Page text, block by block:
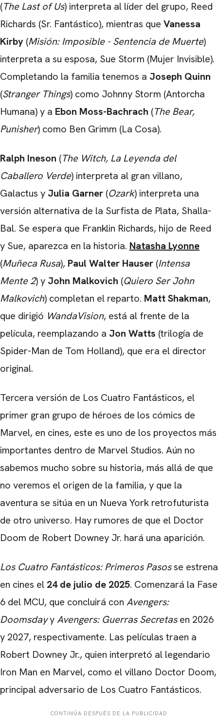
(The Last of Us) interpreta al líder del grupo, Reed
Richards (Sr. Fantástico), mientras que Vanessa
Kirby (Misión: Imposible - Sentencia de Muerte)
interpreta a su esposa, Sue Storm (Mujer Invisible).
Completando la familia tenemos a Joseph Quinn
(Stranger Things) como Johnny Storm (Antorcha
Humana) y a Ebon Moss-Bachrach (The Bear,
Punisher) como Ben Grimm (La Cosa).
Ralph Ineson (The Witch, La Leyenda del
Caballero Verde) interpreta al gran villano,
Galactus y Julia Garner (Ozark) interpreta una
versión alternativa de la Surfista de Plata, Shalla-
Bal. Se espera que Franklin Richards, hijo de Reed
y Sue, aparezca en la historia. Natasha Lyonne
(Muñeca Rusa), Paul Walter Hauser (Intensa
Mente 2) y John Malkovich (Quiero Ser John
Malkovich) completan el reparto. Matt Shakman,
que dirigió WandaVision, está al frente de la
película, reemplazando a Jon Watts (trilogía de
Spider-Man de Tom Holland), que era el director
original.
Tercera versión de Los Cuatro Fantásticos, el
primer gran grupo de héroes de los cómics de
Marvel, en cines, este es uno de los proyectos más
importantes dentro de Marvel Studios. Aún no
sabemos mucho sobre su historia, más allá de que
no veremos el origen de la familia, y que la
aventura se sitúa en un Nueva York retrofuturista
de otro universo. Hay rumores de que el Doctor
Doom de Robert Downey Jr. hará una aparición.
Los Cuatro Fantásticos: Primeros Pasosse estrena
en cines el 24 de julio de 2025. Comenzará la Fase
6 del MCU, que concluirá con Avengers:
DoomsdayyAvengers: Guerras Secretasen 2026
y 2027, respectivamente. Las películas traen a
Robert Downey Jr., quien interpretó al legendario
Iron Man en Marvel, como el villano Doctor Doom,
principal adversario de Los Cuatro Fantásticos.
CONTINÚA DESPUÉS DE LA PUBLICIDAD